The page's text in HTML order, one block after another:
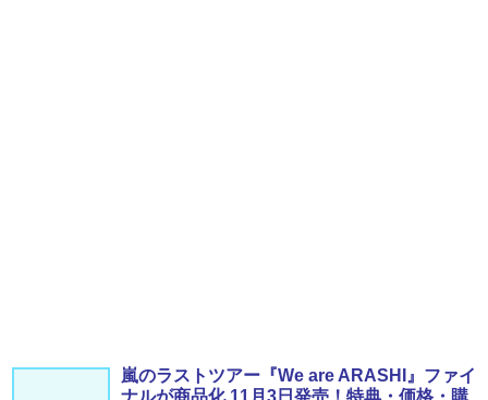
嵐のラストツアー『We are ARASHI』ファイ
ナルが商品化 11月3日発売！特典・価格・購